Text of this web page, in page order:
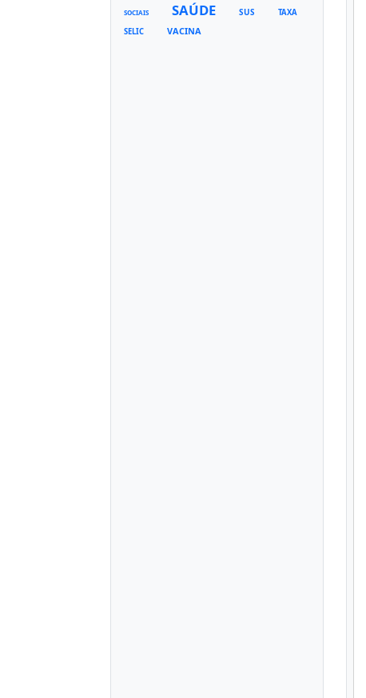
SOCIAIS SAÚDE SUS
TAXA
SELIC
VACINA